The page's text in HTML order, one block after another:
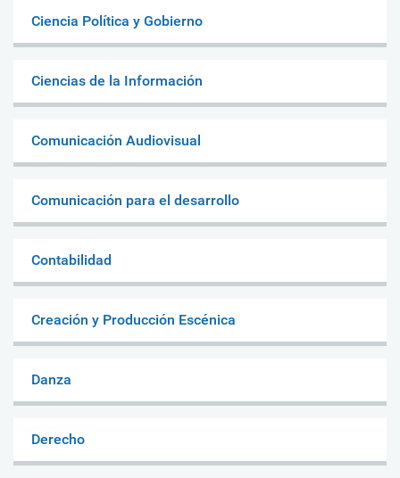
Ciencia Política y Gobierno
Ciencias de la Información
Comunicación Audiovisual
Comunicación para el desarrollo
Contabilidad
Creación y Producción Escénica
Danza
Derecho